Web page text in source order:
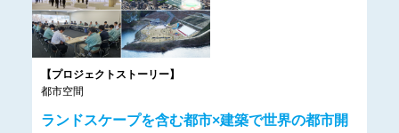
【プロジェクトストーリー】
都市空間
ランドスケープを含む都市×建築で世界の都市開